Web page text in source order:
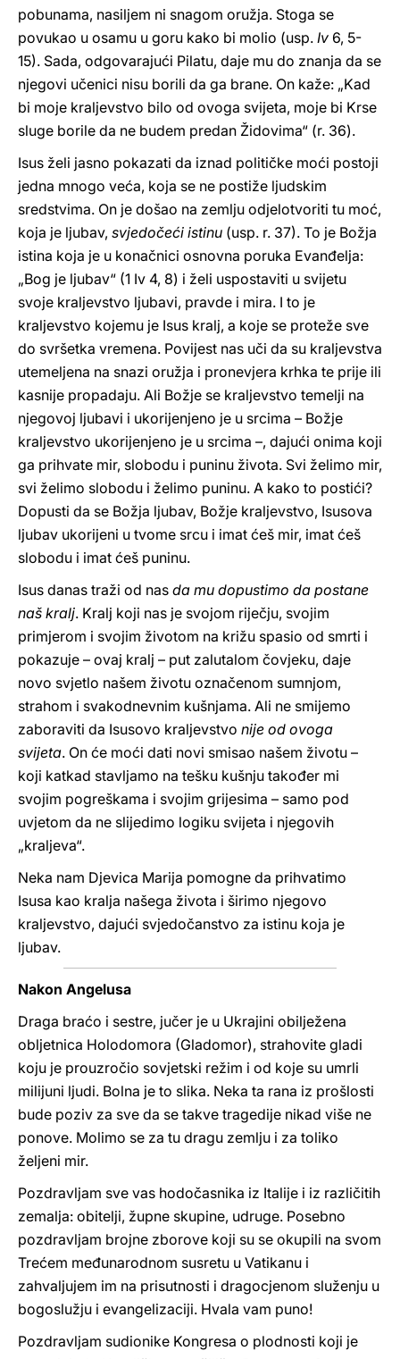
pobunama, nasiljem ni snagom oružja. Stoga se
povukao u osamu u goru kako bi molio (usp. Iv 6, 5-
15). Sada, odgovarajući Pilatu, daje mu do znanja da se
njegovi učenici nisu borili da ga brane. On kaže: „Kad
bi moje kraljevstvo bilo od ovoga svijeta, moje bi Krse
sluge borile da ne budem predan Židovima“ (r. 36).
Isus želi jasno pokazati da iznad političke moći postoji
jedna mnogo veća, koja se ne postiže ljudskim
sredstvima. On je došao na zemlju odjelotvoriti tu moć,
koja je ljubav, svjedočeći istinu (usp. r. 37). To je Božja
istina koja je u konačnici osnovna poruka Evanđelja:
„Bog je ljubav“ (1 Iv 4, 8) i želi uspostaviti u svijetu
svoje kraljevstvo ljubavi, pravde i mira. I to je
kraljevstvo kojemu je Isus kralj, a koje se proteže sve
do svršetka vremena. Povijest nas uči da su kraljevstva
utemeljena na snazi oružja i pronevjera krhka te prije ili
kasnije propadaju. Ali Božje se kraljevstvo temelji na
njegovoj ljubavi i ukorijenjeno je u srcima – Božje
kraljevstvo ukorijenjeno je u srcima –, dajući onima koji
ga prihvate mir, slobodu i puninu života. Svi želimo mir,
svi želimo slobodu i želimo puninu. A kako to postići?
Dopusti da se Božja ljubav, Božje kraljevstvo, Isusova
ljubav ukorijeni u tvome srcu i imat ćeš mir, imat ćeš
slobodu i imat ćeš puninu.
Isus danas traži od nas da mu dopustimo da postane
naš kralj. Kralj koji nas je svojom riječju, svojim
primjerom i svojim životom na križu spasio od smrti i
pokazuje – ovaj kralj – put zalutalom čovjeku, daje
novo svjetlo našem životu označenom sumnjom,
strahom i svakodnevnim kušnjama. Ali ne smijemo
zaboraviti da Isusovo kraljevstvo nije od ovoga
svijeta. On će moći dati novi smisao našem životu –
koji katkad stavljamo na tešku kušnju također mi
svojim pogreškama i svojim grijesima – samo pod
uvjetom da ne slijedimo logiku svijeta i njegovih
„kraljeva“.
Neka nam Djevica Marija pomogne da prihvatimo
Isusa kao kralja našega života i širimo njegovo
kraljevstvo, dajući svjedočanstvo za istinu koja je
ljubav.
Nakon Angelusa
Draga braćo i sestre, jučer je u Ukrajini obilježena
obljetnica Holodomora (Gladomor), strahovite gladi
koju je prouzročio sovjetski režim i od koje su umrli
milijuni ljudi. Bolna je to slika. Neka ta rana iz prošlosti
bude poziv za sve da se takve tragedije nikad više ne
ponove. Molimo se za tu dragu zemlju i za toliko
željeni mir.
Pozdravljam sve vas hodočasnika iz Italije i iz različitih
zemalja: obitelji, župne skupine, udruge. Posebno
pozdravljam brojne zborove koji su se okupili na svom
Trećem međunarodnom susretu u Vatikanu i
zahvaljujem im na prisutnosti i dragocjenom služenju u
bogoslužju i evangelizaciji. Hvala vam puno!
Pozdravljam sudionike Kongresa o plodnosti koji je